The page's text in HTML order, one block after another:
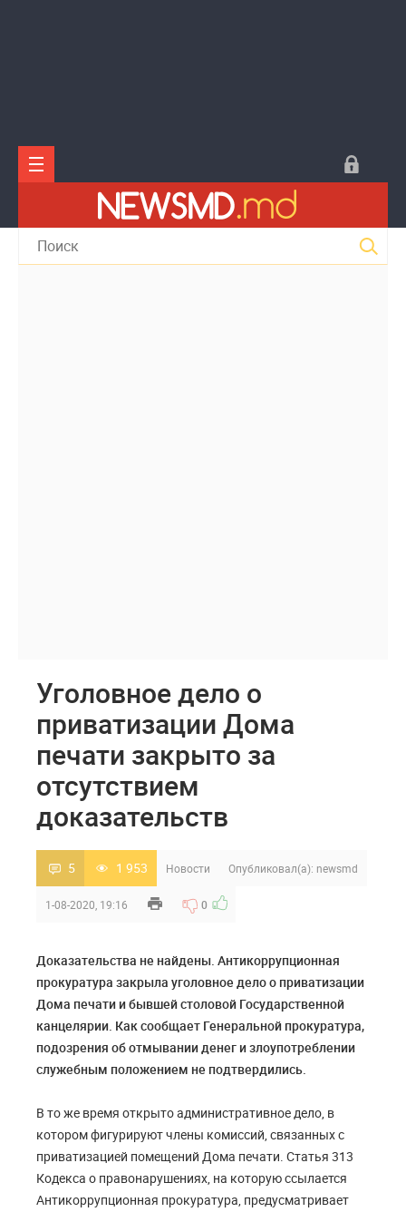
Уголовное дело о
приватизации Дома
печати закрыто за
отсутствием
доказательств
5 1 953 Новости Опубликовал(а): newsmd
1-08-2020, 19:16 0
Доказательства не найдены. Антикоррупционная
прокуратура закрыла уголовное дело о приватизации
Дома печати и бывшей столовой Государственной
канцелярии. Как сообщает Генеральной прокуратура,
подозрения об отмывании денег и злоупотреблении
служебным положением не подтвердились.
В то же время открыто административное дело, в
котором фигурируют члены комиссий, связанных с
приватизацией помещений Дома печати. Статья 313
Кодекса о правонарушениях, на которую ссылается
Антикоррупционная прокуратура, предусматривает